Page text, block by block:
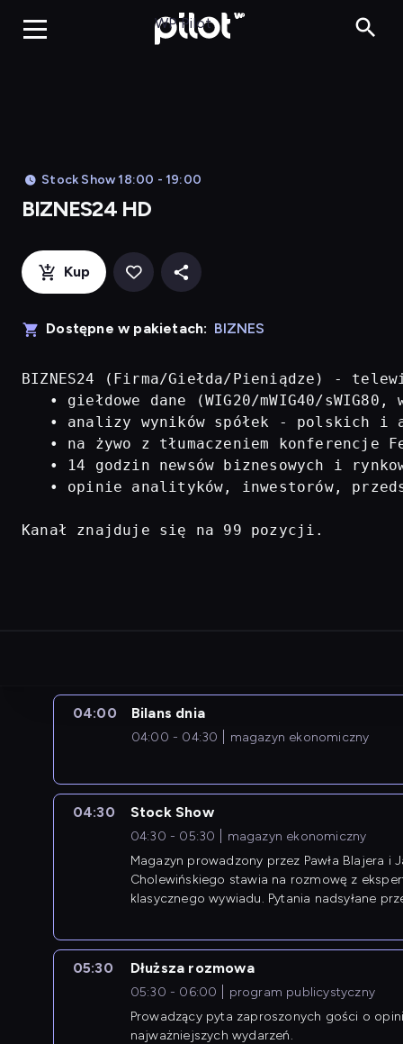
WP Pilot
Stock Show 18:00 - 19:00
BIZNES24 HD
Kup
Dostępne w pakietach: BIZNES
BIZNES24 (Firma/Giełda/Pieniądze) -
• giełdowe dane (WIG20/mWIG40/
• analizy wyników spółek - polskich i
• na żywo z tłumaczeniem konferencje
• 14 godzin newsów biznesowych i
• opinie analityków, inwestorów,
Kanał znajduje się na 99 pozycji.
04:00 Bilans dnia
04:00 - 04:30 magazyn ekonomiczny
04:30 Stock Show
04:30 - 05:30
magazyn ekonomiczny
Magazyn prowadzony przez Pawła Blajera i
Cholewińskiego stawia na rozmowę z
klasycznego wywiadu. Pytania nadsyłane
05:30 Dłuższa rozmowa
05:30 - 06:00
program publicystyczny
Prowadzący pyta zaproszonych gości o
najważniejszych wydarzeń.